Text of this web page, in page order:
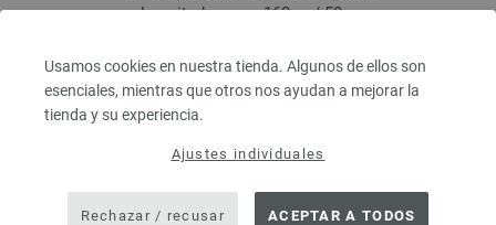
Usamos cookies en nuestra tienda. Algunos de ellos son
esenciales, mientras que otros nos ayudan a mejorar la
tienda y su experiencia.
Ajustes individuales
Rechazar / recusar ACEPTAR A TODOS
Longitud: aprox. 160 m / 50 g
4,16 €
4,86 $
IVA no incluido, más gastos de envío, Precio base:83,20 € / kg